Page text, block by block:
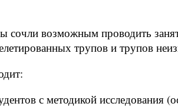
сочли возможным проводить
трупов и трупов
с методикой исследования